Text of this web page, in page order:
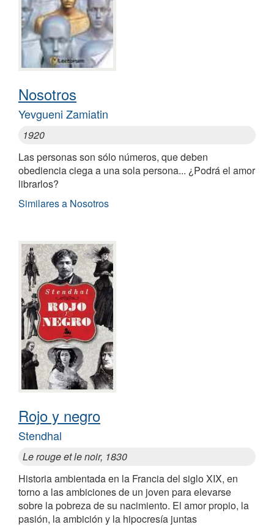
Nosotros
Yevgueni Zamiatin
1920
Las personas son sólo números, que deben
obediencia ciega a una sola persona... ¿Podrá el amor
librarlos?
Similares a Nosotros
Rojo y negro
Stendhal
Le rouge et le noir, 1830
Historia ambientada en la Francia del siglo XIX, en
torno a las ambiciones de un joven para elevarse
sobre la pobreza de su nacimiento. El amor propio, la
pasión, la ambición y la hipocresía juntas